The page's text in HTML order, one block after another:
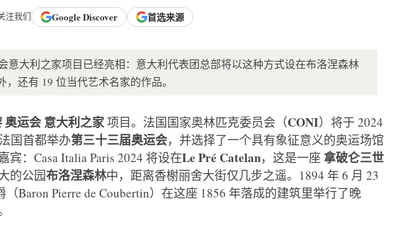
注我们 GoogleDiscover 首选来源
意大利之家项目已经亮相：意大利代表团总部将以这种方式设在布洛涅森林
，还有 19 位当代艺术名家的作品。
奥运会 意大利之家项目。法国国家奥林匹克委员会（CONI）将于 2024
国首都举办第三十三届奥运会，并选择了一个具有象征意义的奥运场馆
：Casa Italia Paris 2024 将设在Le Pré Catelan，这是一座 拿破仑三世
的公园布洛涅森林中，距离香榭丽舍大街仅几步之遥。1894 年 6 月 23
Baron Pierre de Coubertin）在这座 1856 年落成的建筑里举行了晚